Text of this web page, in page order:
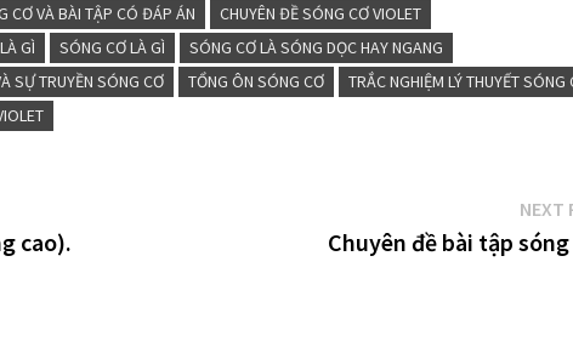
CƠ VÀ BÀI TẬP CÓ ĐÁP ÁN
CHUYÊN ĐỀ SÓNG CƠ VIOLET
GÌ SÓNG CƠ LÀ GÌ
SÓNG CƠ LÀ SÓNG DỌC HAY NGANG
SỰ TRUYỀN SÓNG CƠ TỔNG ÔN SÓNG CƠ
TRẮC NGHIỆM LÝ THUYẾT SÓNG
cao).
NEXT
Chuyên đề bài tập sóng